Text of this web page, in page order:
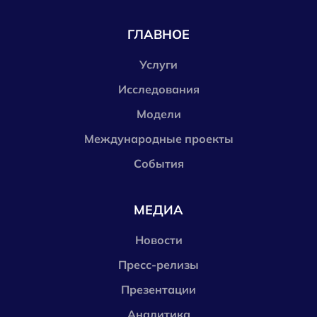
ГЛАВНОЕ
Услуги
Исследования
Модели
Международные проекты
События
МЕДИА
Новости
Пресс-релизы
Презентации
Аналитика